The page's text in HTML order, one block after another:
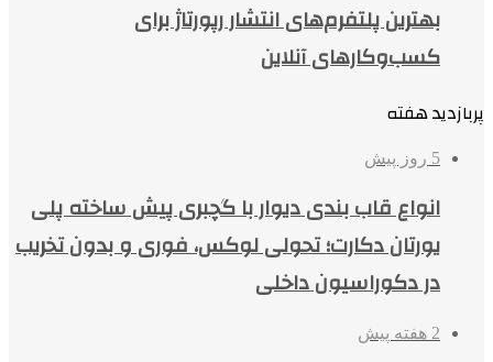
بهترین پلتفرم‌های انتشار رپورتاژ برای
کسب‌وکارهای آنلاین
پربازدید هفته
5 روز پیش
انواع قاب بندی دیوار با گچبری پیش ساخته پلی
یورتان دکارت؛ تحولی لوکس، فوری و بدون تخریب
در دکوراسیون داخلی
2 هفته پیش